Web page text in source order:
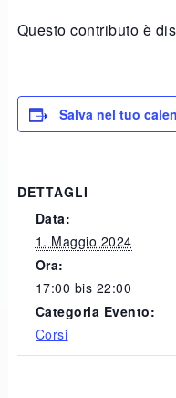
Questo contributo è
Salva nel tuo
DETTAGLI
Data:
1. Maggio 2024
Ora:
17:00 bis 22:00
Categoria Evento:
Corsi